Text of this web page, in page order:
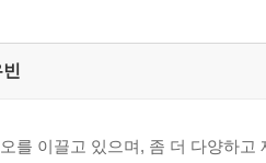
를 이끌고 있으며, 좀 더 다양하